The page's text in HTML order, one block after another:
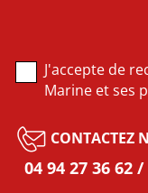
J'accepte de
Marine et ses
CONTACTEZ
04 94 27 36 62